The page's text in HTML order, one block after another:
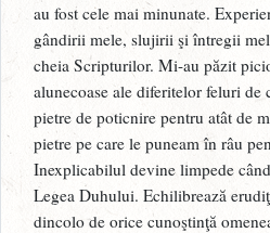
au fost cele mai minunate.
gândirii mele, slujirii şi întregii
cheia Scripturilor. Mi-au păzit
alunecoase ale diferitelor feluri
pietre de poticnire pentru atât de
pietre pe care le puneam în râu
Inexplicabilul devine limpede
Legea Duhului. Echilibrează
dincolo de orice cunoştinţă